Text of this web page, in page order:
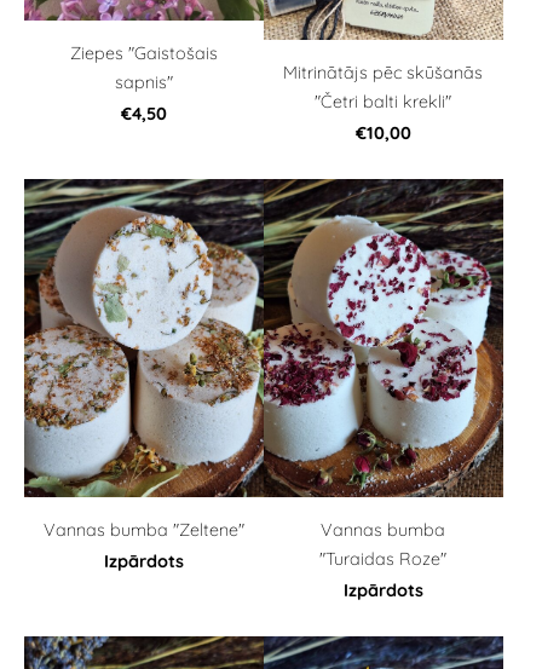
Ziepes "Gaistošais
sapnis"
€4,50
Mitrinātājs pēc skūšanās
"Četri balti krekli"
€10,00
Vannas bumba "Zeltene"
Izpārdots
Vannas bumba
"Turaidas Roze"
Izpārdots